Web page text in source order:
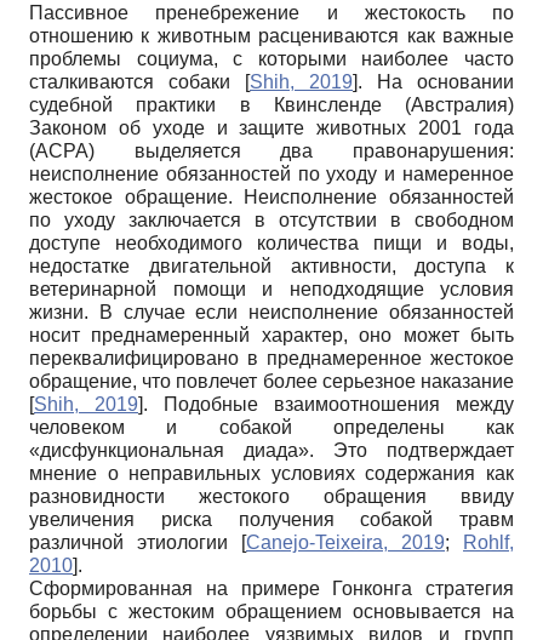
Пассивное пренебрежение и жестокость по
отношению к животным расцениваются как важные
проблемы социума, с которыми наиболее часто
сталкиваются собаки
[Shih, 2019]. На основании
судебной практики в Квинсленде (Австралия)
Законом об уходе и защите животных 2001 года
(ACPA) выделяется два правонарушения:
неисполнение обязанностей по уходу и намеренное
жестокое обращение. Неисполнение обязанностей
по уходу заключается в отсутствии в свободном
доступе необходимого количества пищи и воды,
недостатке двигательной активности, доступа к
ветеринарной помощи и неподходящие условия
жизни. В случае если неисполнение обязанностей
носит преднамеренный характер, оно может быть
переквалифицировано в преднамеренное жестокое
обращение, что повлечет более серьезное наказание
[Shih, 2019]. Подобные взаимоотношения между
человеком и собакой определены как
«дисфункциональная диада». Это подтверждает
мнение о неправильных условиях содержания как
разновидности жестокого обращения ввиду
увеличения риска получения собакой травм
различной этиологии
[Canejo-Teixeira, 2019;
Rohlf,
2010].
Сформированная на примере Гонконга стратегия
борьбы с жестоким обращением основывается на
определении наиболее уязвимых видов и групп